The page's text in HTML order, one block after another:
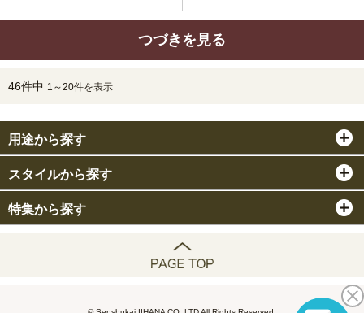
つづきを見る
46件中 1～20件を表示
用途から探す
スタイルから探す
特集から探す